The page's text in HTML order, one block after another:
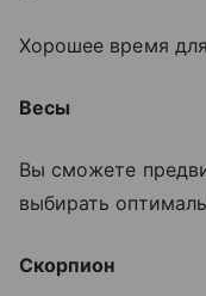
Хорошее время
Весы
Вы сможете
выбирать
Скорпион